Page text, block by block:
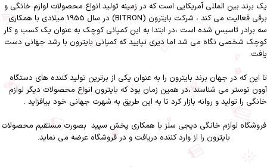
یک برند بین المللی آمریکایی است که در زمینه تولید انواع محصولات لوازم خانگی و
برقی فعالیت می کند ، شرکت بایترون (BITRON) در سال 1955 میلادی با همکاری
سه برادر تاسیس شده است ،در ابتدا به این کمپانی کوچک به عنوان یک کسب و کار
کوچک شخصی نگاه می شد اما دیری نپایید که کمپانی بایترون با رشد جهانی دست
یافت.
تا این که در جهان برند بایترون را به عنوان یکی از برترین تولید کننده های دستگاه
آوون توستر می شناسند ،در همین زمان بود که بایترون انواع محصولات دیگر لوازم
خانگی را تولید و روانه بازار کرد تا به این طریق به شهرت جهانی خود بیافزاید .
فروشگاه لوازم خانگی دیجی سلز با همکاری پخش سپید بصورت مستقیم محصولات
بایترون را از وارد کننده دریافت و در فروشگاه عرضه می نماید.